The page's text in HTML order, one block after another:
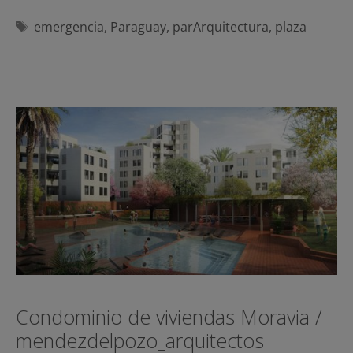
Etiquetas
emergencia, Paraguay, parArquitectura, plaza
Condominio de viviendas Moravia /
mendezdelpozo_arquitectos